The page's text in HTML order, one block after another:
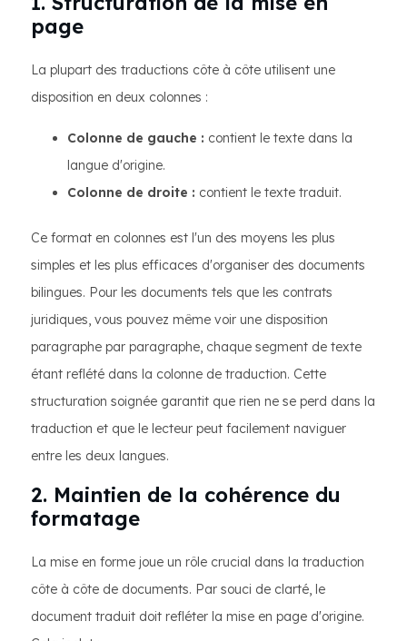
page
La plupart des traductions côte à côte utilisent une
disposition en deux colonnes :
Colonne de gauche : contient le texte dans la
langue d'origine.
Colonne de droite : contient le texte traduit.
Ce format en colonnes est l'un des moyens les plus
simples et les plus efficaces d'organiser des documents
bilingues. Pour les documents tels que les contrats
juridiques, vous pouvez même voir une disposition
paragraphe par paragraphe, chaque segment de texte
étant reflété dans la colonne de traduction. Cette
structuration soignée garantit que rien ne se perd dans la
traduction et que le lecteur peut facilement naviguer
entre les deux langues.
2. Maintien de la cohérence du
formatage
La mise en forme joue un rôle crucial dans la traduction
côte à côte de documents. Par souci de clarté, le
document traduit doit refléter la mise en page d'origine.